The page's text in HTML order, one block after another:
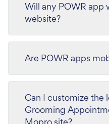
Will any POWR app
website?
Are POWR apps
Can I customize the
Grooming